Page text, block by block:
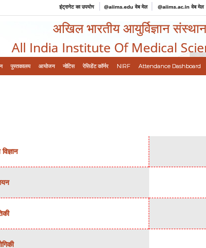
इंट्रानेट का उपयोग @aiims.edu वेब मेल @aiims.ac.in वेब मेल
अखिल भारतीय आयुर्विज्ञान
All India Institute Of Medical
पुस्तकालय आयोजन नोटिस रेसिडेंट कॉर्नर NIRF Attendance Dashboard